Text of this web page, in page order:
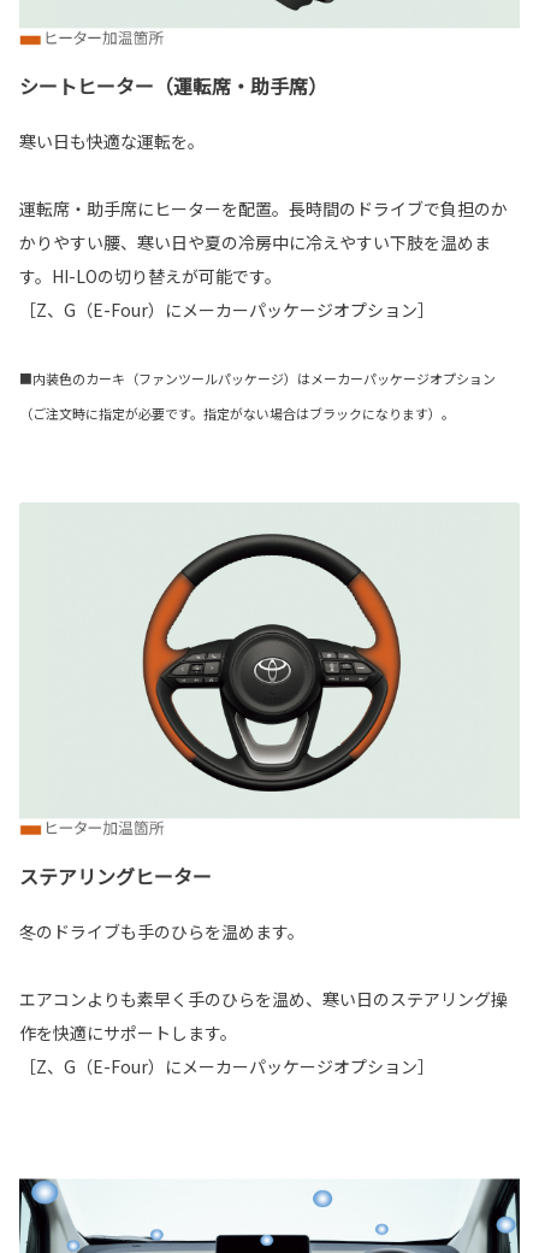
シートヒーター（運転席・助手席）
寒い日も快適な運転を。
運転席・助手席にヒーターを配置。長時間のドライブで負担のか
かりやすい腰、寒い日や夏の冷房中に冷えやすい下肢を温めま
す。HI-LOの切り替えが可能です。
［Z、G（E-Four）にメーカーパッケージオプション］
■内装色のカーキ（ファンツールパッケージ）はメーカーパッケージオプション
（ご注文時に指定が必要です。指定がない場合はブラックになります）。
ステアリングヒーター
冬のドライブも手のひらを温めます。
エアコンよりも素早く手のひらを温め、寒い日のステアリング操
作を快適にサポートします。
［Z、G（E-Four）にメーカーパッケージオプション］